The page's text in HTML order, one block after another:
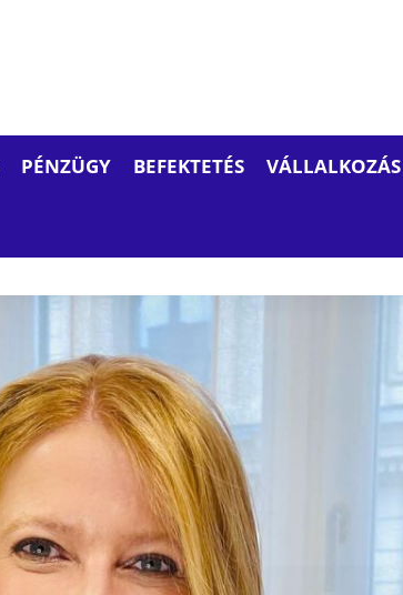
PÉNZÜGY BEFEKTETÉS VÁLLALKOZÁS